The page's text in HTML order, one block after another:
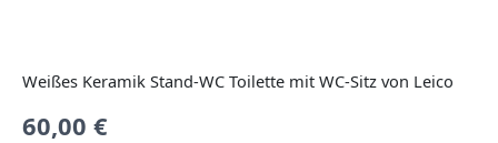
Weißes Keramik Stand-WC Toilette mit WC-Sitz von Leico
60,00 €